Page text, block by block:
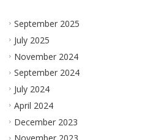
September 2025
July 2025
November 2024
September 2024
July 2024
April 2024
December 2023